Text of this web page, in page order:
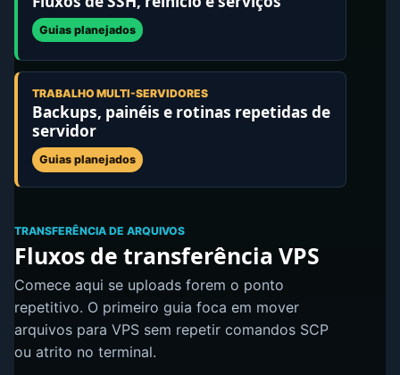
Guias planejados
TRABALHO MULTI-SERVIDORES
Backups, painéis e rotinas repetidas de
servidor
Guias planejados
TRANSFERÊNCIA DE ARQUIVOS
Fluxos de transferência VPS
Comece aqui se uploads forem o ponto
repetitivo. O primeiro guia foca em mover
arquivos para VPS sem repetir comandos SCP
ou atrito no terminal.